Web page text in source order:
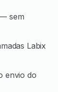
sem
Labix
envio do